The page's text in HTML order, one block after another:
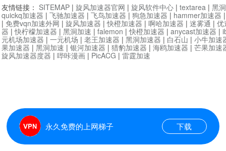
永久免费的上网梯子 下载
友情链接： SITEMAP | 旋风加速器官网 | 旋风软件中心 | textarea | 黑
quickq加速器 | 飞驰加速器 | 飞鸟加速器 | 狗急加速器 | hammer加速器
| 免费vqn加速外网 | 旋风加速器 |快橙加速器 | 啊哈加速器 | 迷雾通 | 优
器 |快柠檬加速器 | 黑洞加速 | falemon |快橙加速器 | anycast加速器 |
元机场加速器 | 一元机场 | 老王加速器 | 黑洞加速器 | 白石山 | 小牛加速
果加速器 | 黑洞加速 | 银河加速器 | 猎豹加速器 | 海鸥加速器 | 芒果加速
旋风加速器度器 | 哔咔漫画 | PicACG | 雷霆加速